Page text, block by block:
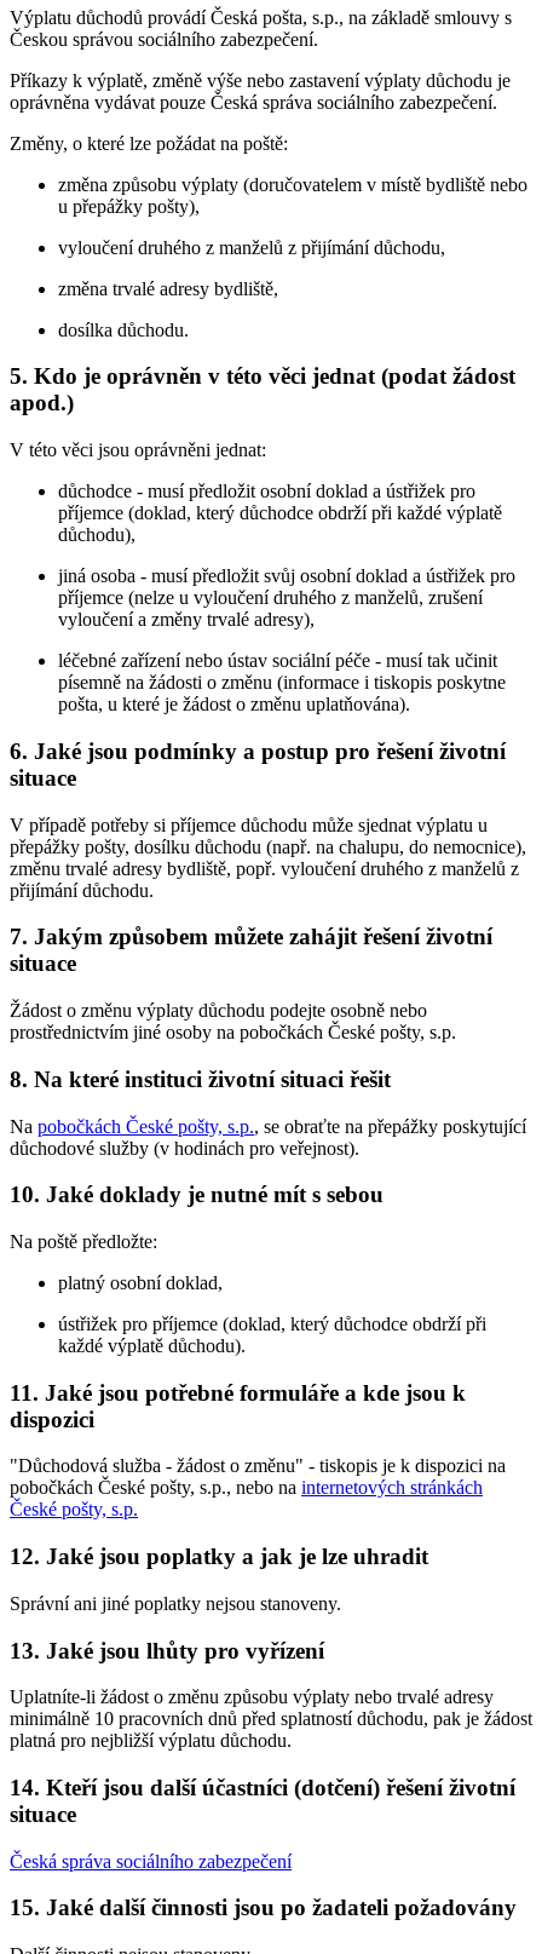
Výplatu důchodů provádí Česká pošta, s.p., na základě smlouvy s
Českou správou sociálního zabezpečení.
Příkazy k výplatě, změně výše nebo zastavení výplaty důchodu je
oprávněna vydávat pouze Česká správa sociálního zabezpečení.
Změny, o které lze požádat na poště:
změna způsobu výplaty (doručovatelem v místě bydliště nebo
u přepážky pošty),
vyloučení druhého z manželů z přijímání důchodu,
změna trvalé adresy bydliště,
dosílka důchodu.
5. Kdo je oprávněn v této věci jednat (podat žádost
apod.)
V této věci jsou oprávněni jednat:
důchodce - musí předložit osobní doklad a ústřižek pro
příjemce (doklad, který důchodce obdrží při každé výplatě
důchodu),
jiná osoba - musí předložit svůj osobní doklad a ústřižek pro
příjemce (nelze u vyloučení druhého z manželů, zrušení
vyloučení a změny trvalé adresy),
léčebné zařízení nebo ústav sociální péče - musí tak učinit
písemně na žádosti o změnu (informace i tiskopis poskytne
pošta, u které je žádost o změnu uplatňována).
6. Jaké jsou podmínky a postup pro řešení životní
situace
V případě potřeby si příjemce důchodu může sjednat výplatu u
přepážky pošty, dosílku důchodu (např. na chalupu, do nemocnice),
změnu trvalé adresy bydliště, popř. vyloučení druhého z manželů z
přijímání důchodu.
7. Jakým způsobem můžete zahájit řešení životní
situace
Žádost o změnu výplaty důchodu podejte osobně nebo
prostřednictvím jiné osoby na pobočkách České pošty, s.p.
8. Na které instituci životní situaci řešit
Na pobočkách České pošty, s.p., se obraťte na přepážky poskytující
důchodové služby (v hodinách pro veřejnost).
10. Jaké doklady je nutné mít s sebou
Na poště předložte:
platný osobní doklad,
ústřižek pro příjemce (doklad, který důchodce obdrží při
každé výplatě důchodu).
11. Jaké jsou potřebné formuláře a kde jsou k
dispozici
"Důchodová služba - žádost o změnu" - tiskopis je k dispozici na
pobočkách České pošty, s.p., nebo na internetových stránkách
České pošty, s.p.
12. Jaké jsou poplatky a jak je lze uhradit
Správní ani jiné poplatky nejsou stanoveny.
13. Jaké jsou lhůty pro vyřízení
Uplatníte-li žádost o změnu způsobu výplaty nebo trvalé adresy
minimálně 10 pracovních dnů před splatností důchodu, pak je žádost
platná pro nejbližší výplatu důchodu.
14. Kteří jsou další účastníci (dotčení) řešení životní
situace
Česká správa sociálního zabezpečení
15. Jaké další činnosti jsou po žadateli požadovány